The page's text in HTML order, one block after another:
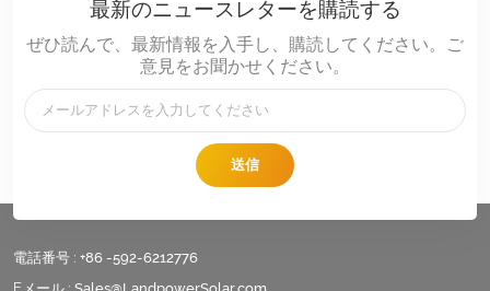
最新のニュースレターを購読する
ぜひ読んで、最新情報を入手し、購読してください。ご
意見をお聞かせください。
送信
電話番号 : +86 -592-6212776